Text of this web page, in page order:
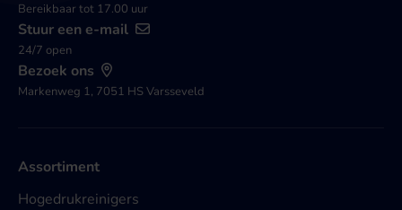
Bereikbaar tot 17.00 uur
Stuur een e-mail
24/7 open
Bezoek ons
Markenweg 1, 7051 HS Varsseveld
Assortiment
Hogedrukreinigers